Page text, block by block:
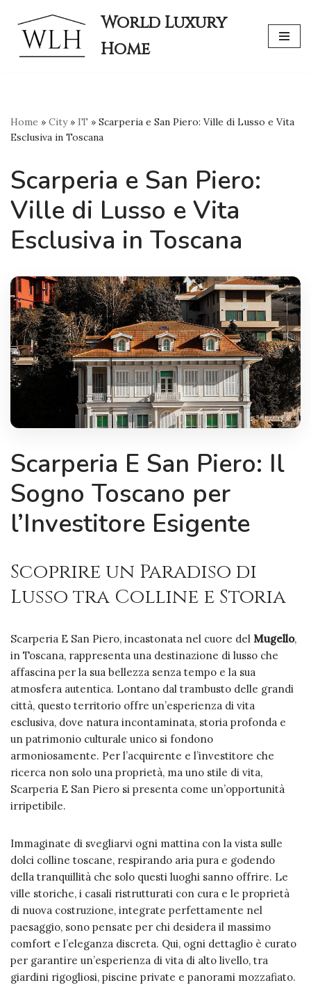
Skip
to
World Luxury
Home
Home » City» IT » Scarperia e San Piero: Ville di Lusso e Vita
Esclusiva in Toscana
Scarperia e San Piero:
Ville di Lusso e Vita
Esclusiva in Toscana
Scarperia E San Piero: Il
Sogno Toscano per
l’Investitore Esigente
Scoprire un Paradiso di
Lusso tra Colline e Storia
Scarperia E San Piero, incastonata nel cuore del Mugello,
in Toscana, rappresenta una destinazione di lusso che
affascina per la sua bellezza senza tempo e la sua
atmosfera autentica. Lontano dal trambusto delle grandi
città, questo territorio offre un’esperienza di vita
esclusiva, dove natura incontaminata, storia profonda e
un patrimonio culturale unico si fondono
armoniosamente. Per l’acquirente e l’investitore che
ricerca non solo una proprietà, ma uno stile di vita,
Scarperia E San Piero si presenta come un’opportunità
irripetibile.
Immaginate di svegliarvi ogni mattina con la vista sulle
dolci colline toscane, respirando aria pura e godendo
della tranquillità che solo questi luoghi sanno offrire. Le
ville storiche, i casali ristrutturati con cura e le proprietà
di nuova costruzione, integrate perfettamente nel
paesaggio, sono pensate per chi desidera il massimo
comfort e l’eleganza discreta. Qui, ogni dettaglio è curato
per garantire un’esperienza di vita di alto livello, tra
giardini rigogliosi, piscine private e panorami mozzafiato.